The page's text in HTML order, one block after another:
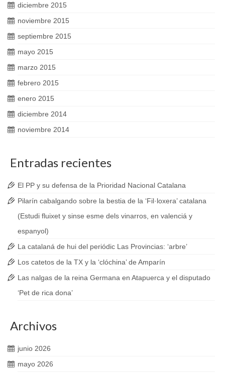
diciembre 2015
noviembre 2015
septiembre 2015
mayo 2015
marzo 2015
febrero 2015
enero 2015
diciembre 2014
noviembre 2014
Entradas recientes
El PP y su defensa de la Prioridad Nacional Catalana
Pilarín cabalgando sobre la bestia de la ‘Fil·loxera’ catalana
(Estudi fluixet y sinse esme dels vinarros, en valenciá y
espanyol)
La catalaná de hui del periódic Las Provincias: ‘arbre’
Los catetos de la TX y la ‘clóchina’ de Amparín
Las nalgas de la reina Germana en Atapuerca y el disputado
‘Pet de rica dona’
Archivos
junio 2026
mayo 2026